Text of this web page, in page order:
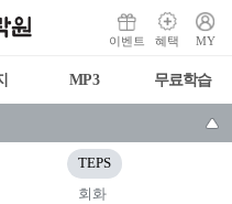
이벤트 혜택 MY
MP3 무료학습
TEPS
회화